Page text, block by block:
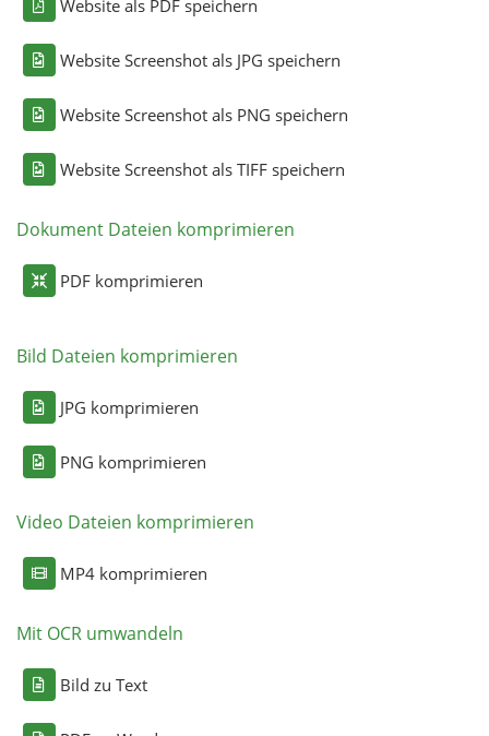
Website als PDF speichern
Website Screenshot als JPG speichern
Website Screenshot als PNG speichern
Website Screenshot als TIFF speichern
Dokument Dateien komprimieren
PDF komprimieren
Bild Dateien komprimieren
JPG komprimieren
PNG komprimieren
Video Dateien komprimieren
MP4 komprimieren
Mit OCR umwandeln
Bild zu Text